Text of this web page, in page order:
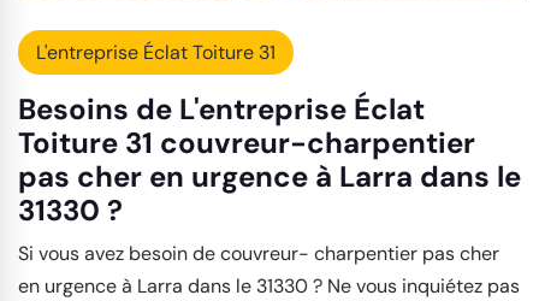
L'entreprise Éclat Toiture 31
Besoins de L'entreprise Éclat
Toiture 31 couvreur-charpentier
pas cher en urgence à Larra dans le
31330 ?
Si vous avez besoin de couvreur- charpentier pas cher
en urgence à Larra dans le 31330 ? Ne vous inquiétez pas